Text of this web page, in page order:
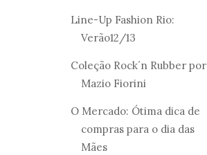
Line-Up Fashion Rio:
Verão12/13
Coleção Rock´n Rubber por
Mazio Fiorini
O Mercado: Ótima dica de
compras para o dia das
Mães